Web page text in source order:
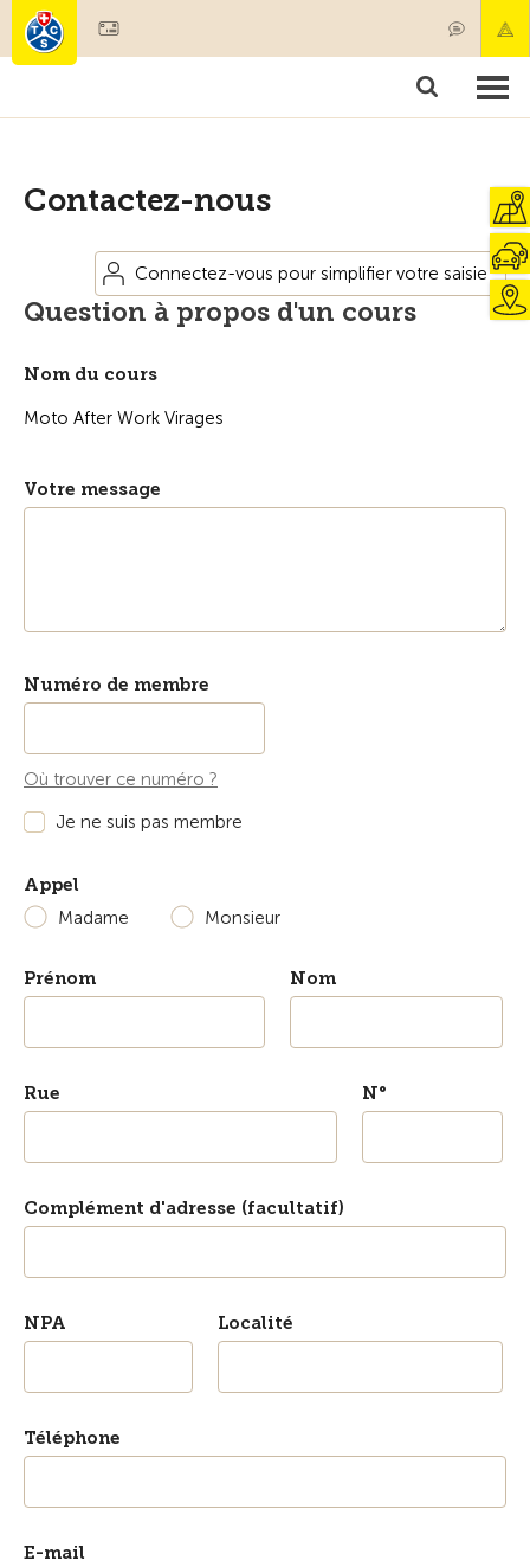
Membres & prestations
Contactez-nous
Connectez-vous pour simplifier votre saisie
Question à propos d'un cours
Nom du cours
Votre message
Numéro de membre
Où trouver ce numéro ?
Je ne suis pas membre
Appel
Madame
Monsieur
Prénom Nom
Rue N°
Complément d'adresse (facultatif)
NPA Localité
Téléphone
E-mail